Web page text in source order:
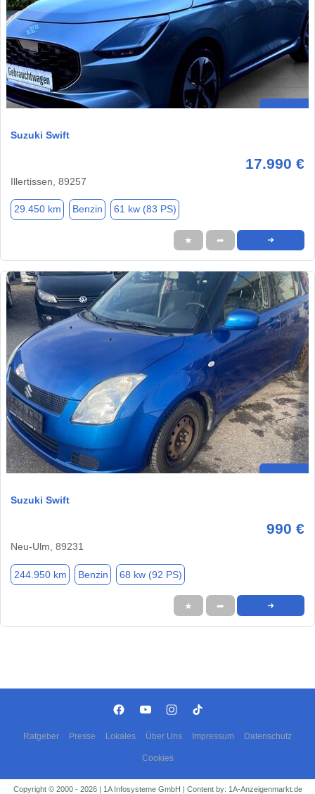
Suzuki Swift
17.990 €
Illertissen, 89257
29.450 km Benzin 61 kw (83 PS)
★ ➦ ➜
Suzuki Swift
990 €
Neu-Ulm, 89231
244.950 km Benzin 68 kw (92 PS)
★ ➦ ➜
Ratgeber Presse Lokales Über Uns Impressum Datenschutz
Cookies
Copyright © 2000 - 2026 | 1A Infosysteme GmbH | Content by: 1A-Anzeigenmarkt.de